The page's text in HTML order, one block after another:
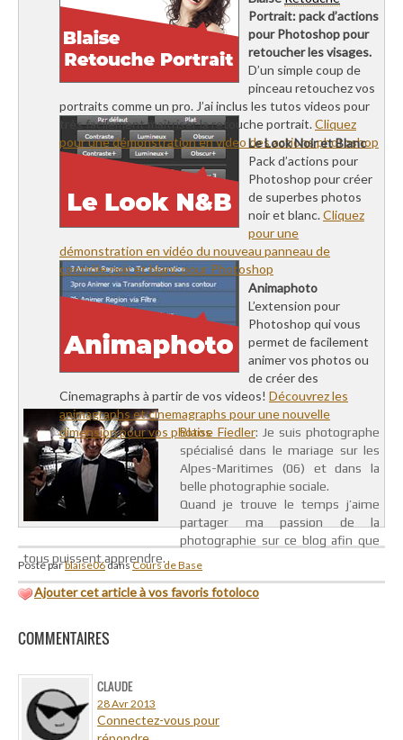
Portrait: pack d’actions
pour Photoshop pour
retoucher les visages.
D’un simple coup de
pinceau retouchez vos
portraits comme un pro. J’ai inclus les tutos videos pour
très facilement maîtriser la retouche portrait.Cliquez
pour une démonstration en video des actions photoshop
Le Look Noir et Blanc
Pack d’actions pour
Photoshop pour créer
de superbes photos
noir et blanc.Cliquez
pour une
démonstration en vidéo du nouveau panneau de
contrôle noir et blanc pour Photoshop
Animaphoto
L’extension pour
Photoshop qui vous
permet de facilement
animer vos photos ou
de créer des
Cinemagraphs à partir de vos videos! Découvrez les
animagraphs et cinemagraphs pour une nouvelle
dimension pour vos photosBlaise Fiedler: Je suis photographe
spécialisé dans le mariage sur les
Alpes-Maritimes (06) et dans la
belle photographie sociale.
Quand je trouve le temps j’aime
partager ma passion de la
photographie sur ce blog afin que
tous puissent apprendre.
Posté parblaise06dansCours de Base
Ajouter cet article à vos favoris fotoloco
COMMENTAIRES
CLAUDE
28 Avr 2013
Connectez-vous pour